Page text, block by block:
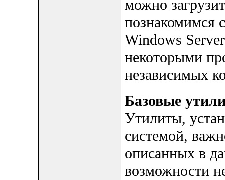
можно
познакомимся
Windows
некоторыми
независимых
Базовые
Утилиты,
системой,
описанных в
возможности